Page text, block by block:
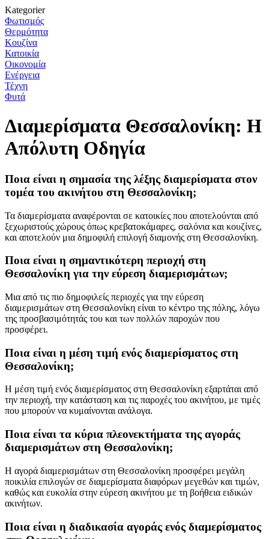
Kategorier
Φωτισμός
Θερμότητα
Κουζίνα
Κατοικία
Οικονομία
Ενέργεια
Τέχνη
Φυτά
Διαμερίσματα Θεσσαλονίκη: Η
Απόλυτη Οδηγία
Ποια είναι η σημασία της λέξης διαμερίσματα στον
τομέα του ακινήτου στη Θεσσαλονίκη;
Τα διαμερίσματα αναφέρονται σε κατοικίες που αποτελούνται από
ξεχωριστούς χώρους όπως κρεβατοκάμαρες, σαλόνια και κουζίνες,
και αποτελούν μια δημοφιλή επιλογή διαμονής στη Θεσσαλονίκη.
Ποια είναι η σημαντικότερη περιοχή στη
Θεσσαλονίκη για την εύρεση διαμερισμάτων;
Μια από τις πιο δημοφιλείς περιοχές για την εύρεση
διαμερισμάτων στη Θεσσαλονίκη είναι το κέντρο της πόλης, λόγω
της προσβασιμότητάς του και των πολλών παροχών που
προσφέρει.
Ποια είναι η μέση τιμή ενός διαμερίσματος στη
Θεσσαλονίκη;
Η μέση τιμή ενός διαμερίσματος στη Θεσσαλονίκη εξαρτάται από
την περιοχή, την κατάσταση και τις παροχές του ακινήτου, με τιμές
που μπορούν να κυμαίνονται ανάλογα.
Ποια είναι τα κύρια πλεονεκτήματα της αγοράς
διαμερισμάτων στη Θεσσαλονίκη;
Η αγορά διαμερισμάτων στη Θεσσαλονίκη προσφέρει μεγάλη
ποικιλία επιλογών σε διαμερίσματα διαφόρων μεγεθών και τιμών,
καθώς και ευκολία στην εύρεση ακινήτου με τη βοήθεια ειδικών
ακινήτων.
Ποια είναι η διαδικασία αγοράς ενός διαμερίσματος